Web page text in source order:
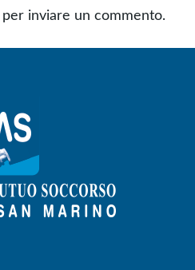
per inviare un commento.